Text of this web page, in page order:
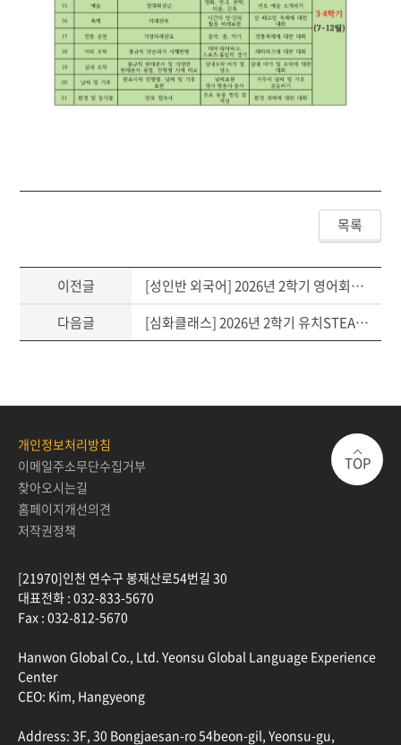
목록
이전글
[성인반 외국어] 2026년 2학기 영어회화(초급, 중급반) 커리큘럼
다음글
[심화클래스] 2026년 2학기 유치STEAM Kids! 학습계획표(Syllabus)
개인정보처리방침
이메일주소무단수집거부
찾아오시는길
홈페이지개선의견
저작권정책
[21970]인천 연수구 봉재산로54번길 30
대표전화 : 032-833-5670
Fax : 032-812-5670
Hanwon Global Co., Ltd. Yeonsu Global Language Experience
Center
CEO: Kim, Hangyeong
Address: 3F, 30 Bongjaesan-ro 54beon-gil, Yeonsu-gu,
TOP